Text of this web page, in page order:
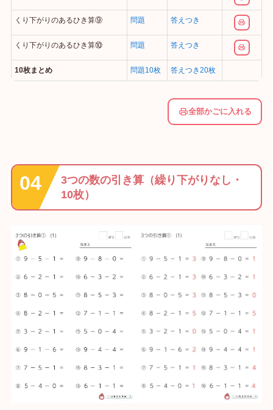
くり下がりのあるひき算⑨ 問題 答えつき
くり下がりのあるひき算⑩ 問題 答えつき
10枚まとめ 問題10枚 答えつき20枚
全部かごに入れる
3つの数の引き算（繰り下がりなし・
10枚）